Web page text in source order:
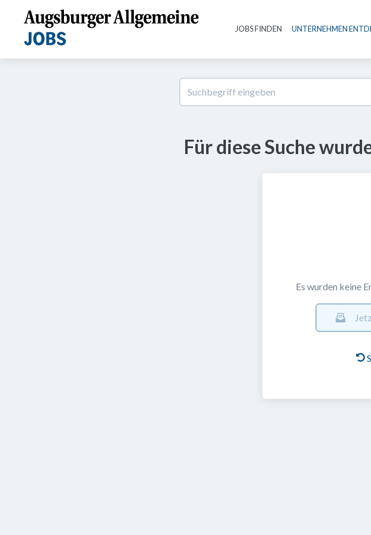
JOBS FINDEN UNTERNEHMEN
Für diese Suche
Es wurden keine